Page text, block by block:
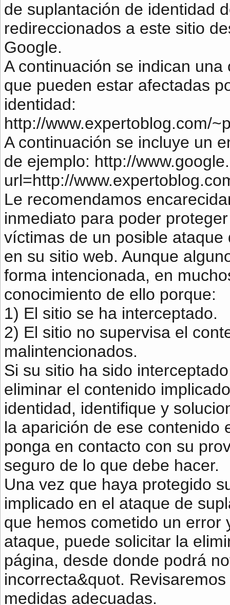
de suplantación de identidad
redireccionados a este sitio
Google.
A continuación se indican
que pueden estar afectadas
identidad:
http://www.expertoblog.com/
A continuación se incluye un
de ejemplo: http://
url=http://
Le recomendamos
inmediato para poder
víctimas de un posible
en su sitio web. Aunque
forma intencionada, en
conocimiento de ello porque:
1) El sitio se ha interceptado.
2) El sitio no supervisa el
malintencionados.
Si su sitio ha sido
eliminar el contenido
identidad, identifique y
la aparición de ese contenido
ponga en contacto con su
seguro de lo que debe hacer.
Una vez que haya protegido
implicado en el ataque de
que hemos cometido un
ataque, puede solicitar la
página, desde donde podrá
incorrecta&quot.
medidas adecuadas.